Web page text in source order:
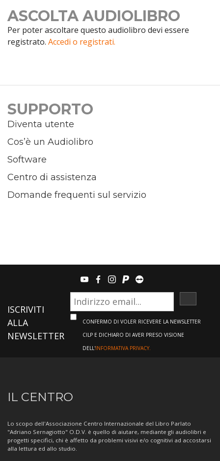
ASCOLTA AUDIOLIBRO
Per poter ascoltare questo audiolibro devi essere
registrato. Accedi o registrati.
SUPPORTO
Diventa utente
Cos’è un Audiolibro
Software
Centro di assistenza
Domande frequenti sul servizio
youtubefacebook
instagram
paypalteamviewer
ISCRIVITI
ALLA
NEWSLETTER
CONFERMO DI VOLER RICEVERE LA NEWSLETTER
CILP E DICHIARO DI AVER PRESO VISIONE
DELL'INFORMATIVA PRIVACY.
Informazioni
sul
Centro
IL CENTRO
Lo scopo dell'Associazione Centro Internazionale del Libro Parlato
"Adriano Sernagiotto" O.D.V. è quello di aiutare, mediante gli audiolibri e
progetti specifici, chi è affetto da problemi visivi e/o cognitivi ad accostarsi
alla lettura ed allo studio.